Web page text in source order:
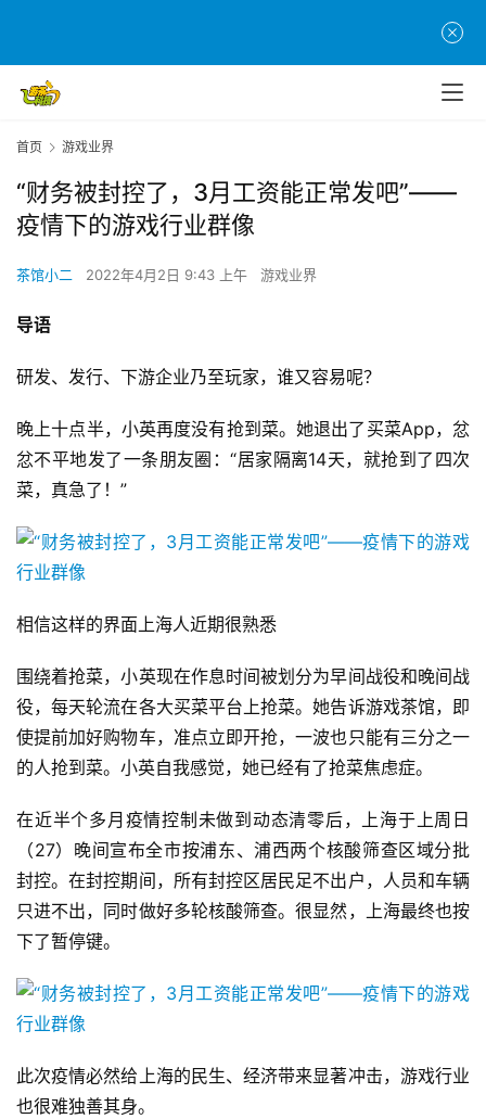
首页 游戏业界
“财务被封控了，3月工资能正常发吧”——
疫情下的游戏行业群像
茶馆小二 2022年4月2日 9:43 上午 游戏业界
导语
研发、发行、下游企业乃至玩家，谁又容易呢？
晚上十点半，小英再度没有抢到菜。她退出了买菜App，忿
忿不平地发了一条朋友圈：“居家隔离14天，就抢到了四次
菜，真急了！”
相信这样的界面上海人近期很熟悉
围绕着抢菜，小英现在作息时间被划分为早间战役和晚间战
役，每天轮流在各大买菜平台上抢菜。她告诉游戏茶馆，即
使提前加好购物车，准点立即开抢，一波也只能有三分之一
的人抢到菜。小英自我感觉，她已经有了抢菜焦虑症。
在近半个多月疫情控制未做到动态清零后，上海于上周日
（27）晚间宣布全市按浦东、浦西两个核酸筛查区域分批
封控。在封控期间，所有封控区居民足不出户，人员和车辆
只进不出，同时做好多轮核酸筛查。很显然，上海最终也按
下了暂停键。
此次疫情必然给上海的民生、经济带来显著冲击，游戏行业
也很难独善其身。